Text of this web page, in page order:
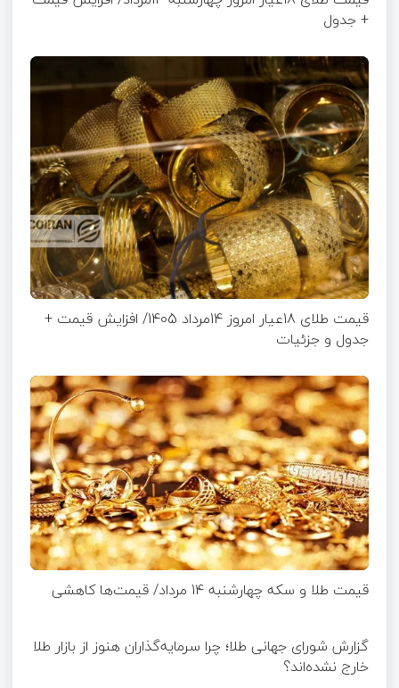
+ جدول
قیمت طلای 18عیار امروز 14مرداد 1405/ افزایش قیمت +
جدول و جزئیات
قیمت طلا و سکه چهارشنبه 14 مرداد/ قیمت‌ها کاهشی
گزارش شورای جهانی طلا؛ چرا سرمایه‌گذاران هنوز از بازار طلا
خارج نشده‌اند؟